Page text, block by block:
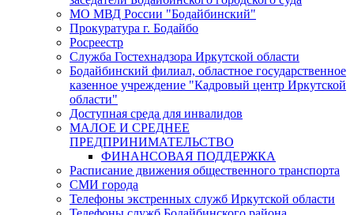
МО МВД России "Бодайбинский"
Прокуратура г. Бодайбо
Росреестр
Служба Гостехнадзора Иркутской области
Бодайбинский филиал, областное государственное
казенное учреждение "Кадровый центр Иркутской
области"
Доступная среда для инвалидов
МАЛОЕ И СРЕДНЕЕ
ПРЕДПРИНИМАТЕЛЬСТВО
ФИНАНСОВАЯ ПОДДЕРЖКА
Расписание движения общественного транспорта
СМИ города
Телефоны экстренных служб Иркутской области